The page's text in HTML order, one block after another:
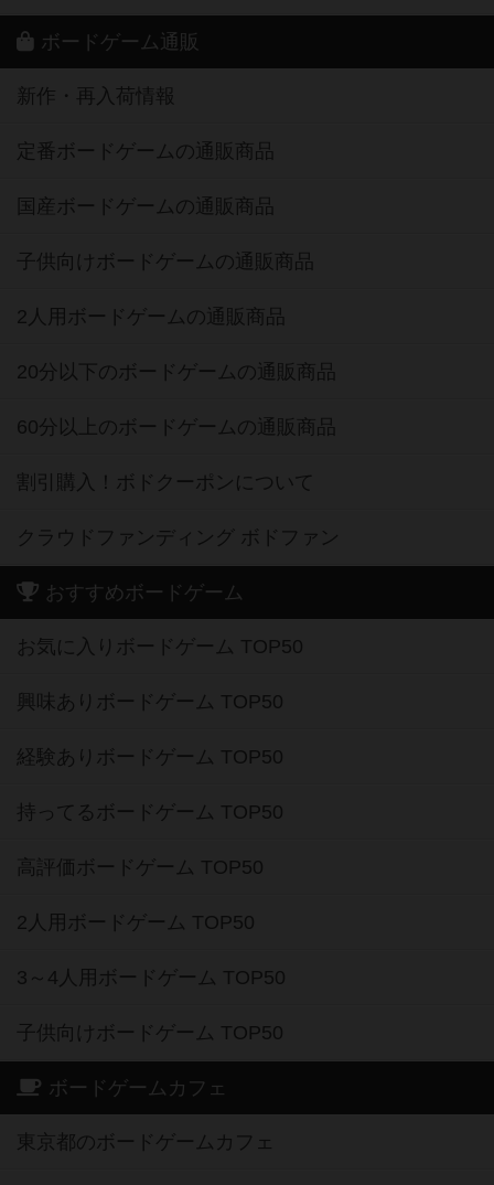
ボードゲーム通販
新作・再入荷情報
定番ボードゲームの通販商品
国産ボードゲームの通販商品
子供向けボードゲームの通販商品
2人用ボードゲームの通販商品
20分以下のボードゲームの通販商品
60分以上のボードゲームの通販商品
割引購入！ボドクーポンについて
クラウドファンディング ボドファン
おすすめボードゲーム
お気に入りボードゲーム TOP50
興味ありボードゲーム TOP50
経験ありボードゲーム TOP50
持ってるボードゲーム TOP50
高評価ボードゲーム TOP50
2人用ボードゲーム TOP50
3～4人用ボードゲーム TOP50
子供向けボードゲーム TOP50
ボードゲームカフェ
東京都のボードゲームカフェ